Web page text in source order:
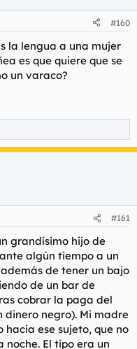
#160
la lengua a una mujer
es que quiere que se
un varaco?
#161
grandísimo hijo de
algún tiempo a un
de tener un bajo
de un bar de
cobrar la paga del
dinero negro). Mi madre
hacia ese sujeto, que no
noche. El tipo era un